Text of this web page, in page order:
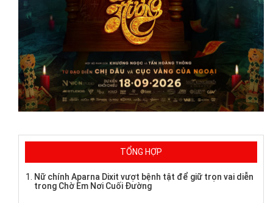
TỔNG HỢP
Nữ chính Aparna Dixit vượt bệnh tật để giữ trọn vai diễn
trong Chờ Em Nơi Cuối Đường